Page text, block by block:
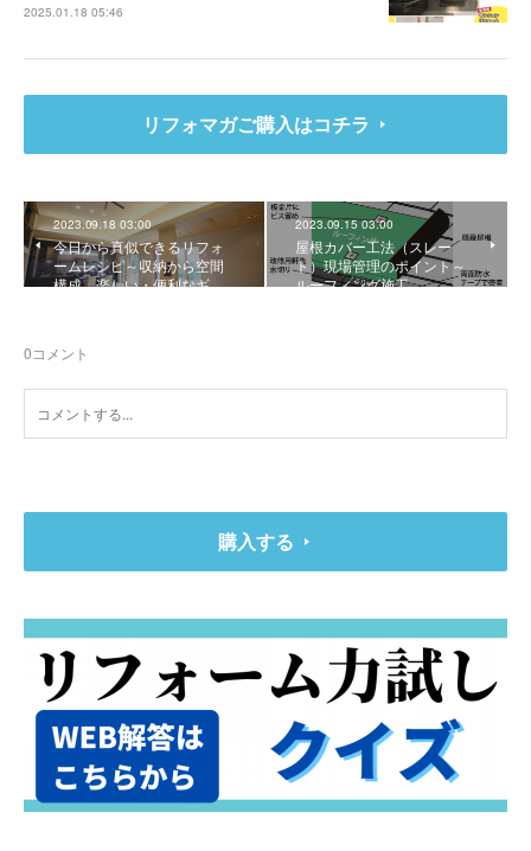
2025.01.18 05:46
リフォマガご購入はコチラ
2023.09.18 03:00
今日から真似できるリフォ
ームレシピ～収納から空間
構成 楽しい・便利なギ…
2023.09.15 03:00
屋根カバー工法（スレー
ト）現場管理のポイント～
ルーフィング施工
0コメント
購入する